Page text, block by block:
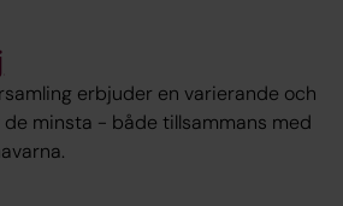
erbjuder en varierande och
minsta - både tillsammans med